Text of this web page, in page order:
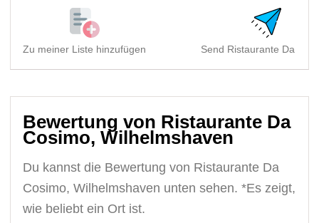
Zu meiner Liste hinzufügen Send Ristaurante Da
Bewertung von Ristaurante Da
Cosimo, Wilhelmshaven
Du kannst die Bewertung von Ristaurante Da
Cosimo, Wilhelmshaven unten sehen. *Es zeigt,
wie beliebt ein Ort ist.